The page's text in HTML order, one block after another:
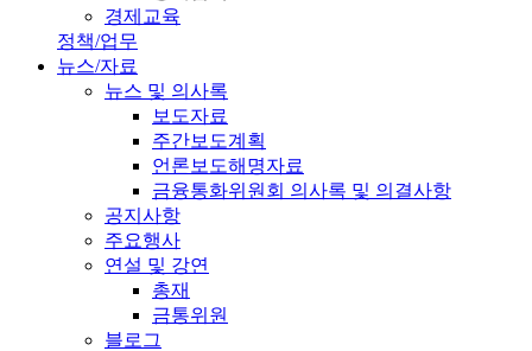
경제교육
정책/업무
뉴스/자료
뉴스 및 의사록
보도자료
주간보도계획
언론보도해명자료
금융통화위원회 의사록 및 의결사항
공지사항
주요행사
연설 및 강연
총재
금통위원
블로그